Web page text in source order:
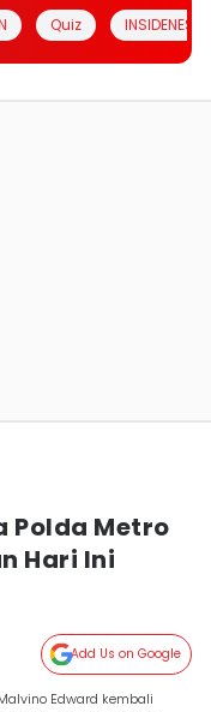
Quiz INSIDENESIA
Polda Metro
Hari Ini
Add Us on Google
Edward kembali